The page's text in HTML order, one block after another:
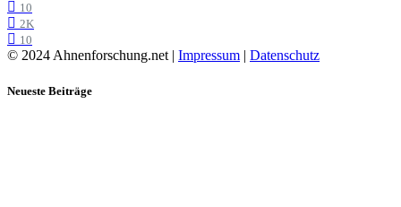
10
2K
10
© 2024 Ahnenforschung.net | Impressum | Datenschutz
Neueste Beiträge